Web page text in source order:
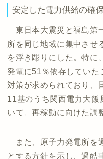
安定した電力供給の確
東日本大震災と福島第
所を同じ地域に集中させ
を浮き彫りにした。特に
発電に51％依存していた
対策が求められており、
11基のうち関西電力大飯
いて、再稼動に向けた調
また、原子力発電所を
とする方針を示し、過酷